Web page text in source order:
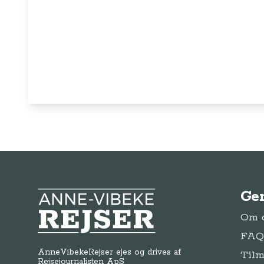
Anne-Vibeke Rejser
AnneVibekeRejser ejes og drives af
Rejsejournalisten ApS
Om